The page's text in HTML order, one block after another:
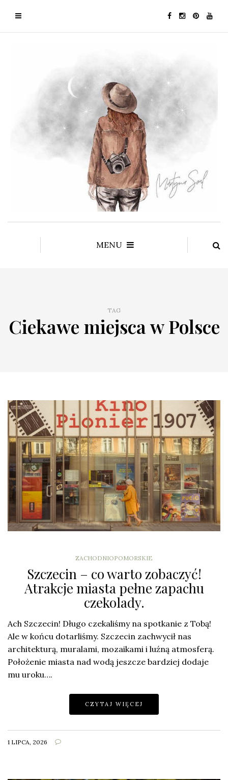
MENU
TAG
Ciekawe miejsca w Polsce
ZACHODNIOPOMORSKIE
Szczecin – co warto zobaczyć!
Atrakcje miasta pełne zapachu
czekolady.
Ach Szczecin! Długo czekaliśmy na spotkanie z Tobą!
Ale w końcu dotarliśmy. Szczecin zachwycił nas
architekturą, muralami, mozaikami i luźną atmosferą.
Położenie miasta nad wodą jeszcze bardziej dodaje
mu uroku….
CZYTAJ WIĘCEJ
1 LIPCA, 2026